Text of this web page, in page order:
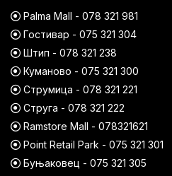
Palma Mall - 078 321 981
Гостивар - 075 321 304
Штип - 078 321 238
Куманово - 075 321 300
Струмица - 078 321 221
Струга - 078 321 222
Ramstore Mall - 078321621
Point Retail Park - 075 321 301
Буњаковец - 075 321 305